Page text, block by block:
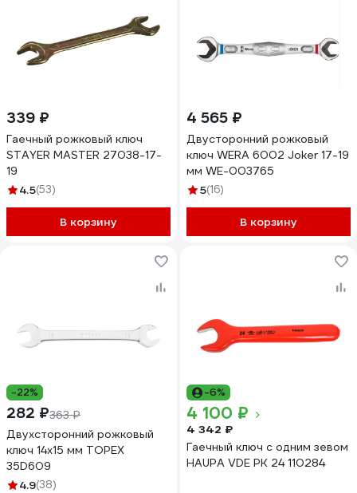
339 ₽
Гаечный рожковый ключ
STAYER MASTER 27038-17-
19
4.5(53)
В корзину
4 565 ₽
Двусторонний рожковый
ключ WERA 6002 Joker 17-19
мм WE-003765
5(16)
В корзину
-22%
282 ₽363 ₽
Двухсторонний рожковый
ключ 14х15 мм TOPEX
35D609
4.9(38)
-6%
4 100 ₽
4 342 ₽
Гаечный ключ с одним зевом
HAUPA VDE РК 24 110284